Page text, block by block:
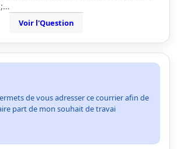
Voir l'Question
de vous adresser ce courrier afin de
part de mon souhait de travai